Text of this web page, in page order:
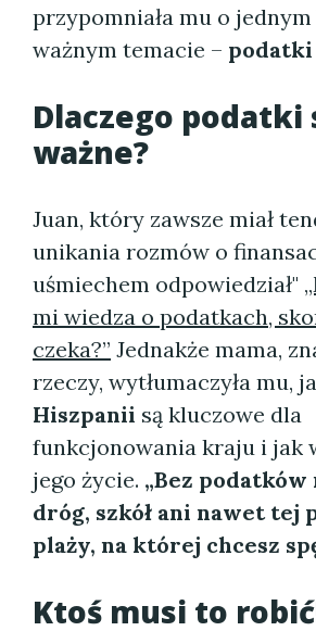
przypomniała mu o
ważnym temacie –
Dlaczego podatki
ważne?
Juan, który zawsze miał
unikania rozmów o
uśmiechem odpowiedział"
mi wiedza o podatkach,
czeka?” Jednakże mama,
rzeczy, wytłumaczyła mu,
Hiszpanii są kluczowe dla
funkcjonowania kraju i jak
jego życie. „Bez podatków
dróg, szkół ani nawet tej
plaży, na której chcesz
Ktoś musi to